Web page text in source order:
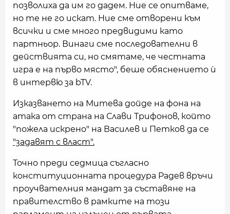
позволиха да им го дадем. Ние се опитваме,
но те не го искат. Ние сме отворени към
всички и сме много предвидими като
партньор. Винаги сме последователни в
действията си, но смятаме, че честната
игра е на първо място", беше обяснението ѝ
в интервю за bTV.
Изказването на Митева дойде на фона на
атака от страна на Слави Трифонов, който
"пожела искрено" на Василев и Петков да се
"задавят с власт".
Точно преди седмица съгласно
конституционната процедура Радев връчи
проучвателния мандат за съставяне на
правителство в рамките на този